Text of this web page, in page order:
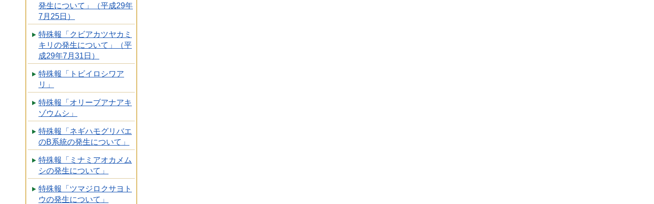
発生について」（平成29年
7月25日）
特殊報「クビアカツヤカミ
キリの発生について」（平
成29年7月31日）
特殊報「トビイロシワア
リ」
特殊報「オリーブアナアキ
ゾウムシ」
特殊報「ネギハモグリバエ
のB系統の発生について」
特殊報「ミナミアオカメム
シの発生について」
特殊報「ツマジロクサヨト
ウの発生について」